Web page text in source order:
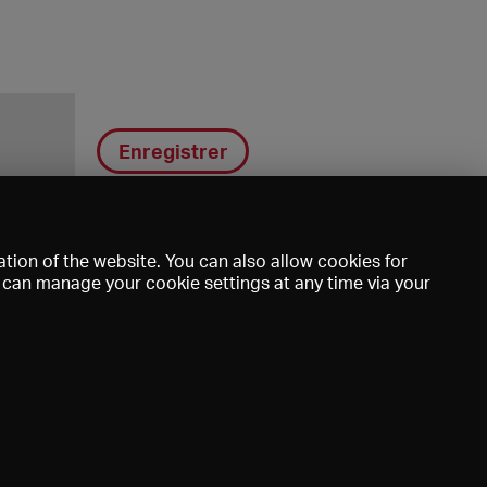
Enregistrer
of the website. You can also allow cookies for
manage your cookie settings at any time via your